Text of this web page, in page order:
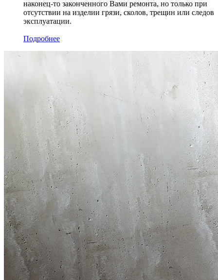
наконец-то законченного Вами ремонта, но только при
отсутствии на изделии грязи, сколов, трещин или следов
эксплуатации.
Подробнее